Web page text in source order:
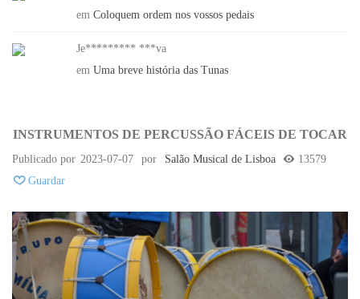
em Coloquem ordem nos vossos pedais
Je********* ***va
em Uma breve história das Tunas
INSTRUMENTOS DE PERCUSSÃO FÁCEIS DE TOCAR
Publicado por 2023-07-07 por Salão Musical de Lisboa
13579
Guardar